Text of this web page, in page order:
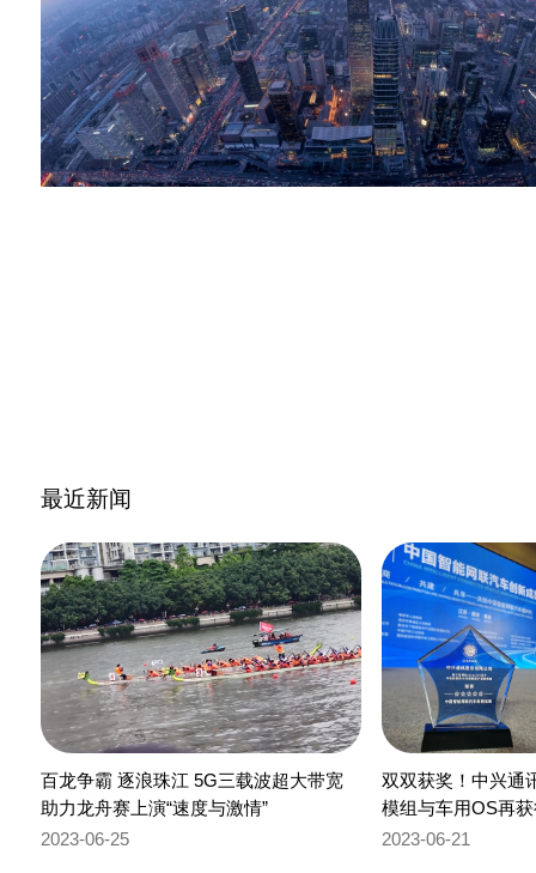
最近新闻
百龙争霸 逐浪珠江 5G三载波超大带宽
助力龙舟赛上演“速度与激情”
2023-06-25
双双获奖！中兴通
模组与车用OS再
2023-06-21